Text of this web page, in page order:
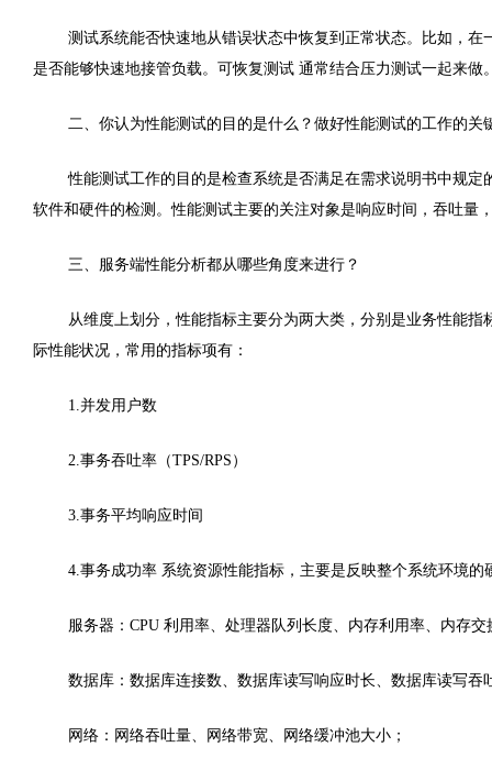
测试系统能否快速地从错误状态中恢复到正常状态。比如，
是否能够快速地接管负载。可恢复测试 通常结合压力测试一起来做
二、你认为性能测试的目的是什么？做好性能测试的工作的关
性能测试工作的目的是检查系统是否满足在需求说明书中规定
软件和硬件的检测。性能测试主要的关注对象是响应时间，吞吐量
三、服务端性能分析都从哪些角度来进行？
从维度上划分，性能指标主要分为两大类，分别是业务性能
际性能状况，常用的指标项有：
1.并发用户数
2.事务吞吐率（TPS/RPS）
3.事务平均响应时间
4.事务成功率 系统资源性能指标，主要是反映整个系统环境
服务器：CPU 利用率、处理器队列长度、内存利用率、内存
数据库：数据库连接数、数据库读写响应时长、数据库读写吞
网络：网络吞吐量、网络带宽、网络缓冲池大小；